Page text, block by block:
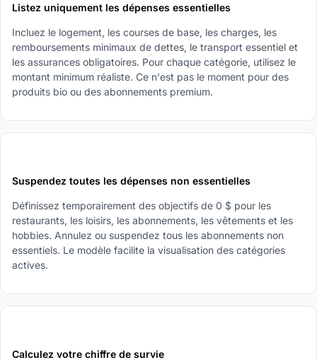
Listez uniquement les dépenses essentielles
Incluez le logement, les courses de base, les charges, les
remboursements minimaux de dettes, le transport essentiel et
les assurances obligatoires. Pour chaque catégorie, utilisez le
montant minimum réaliste. Ce n'est pas le moment pour des
produits bio ou des abonnements premium.
Suspendez toutes les dépenses non essentielles
Définissez temporairement des objectifs de 0 $ pour les
restaurants, les loisirs, les abonnements, les vêtements et les
hobbies. Annulez ou suspendez tous les abonnements non
essentiels. Le modèle facilite la visualisation des catégories
actives.
Calculez votre chiffre de survie